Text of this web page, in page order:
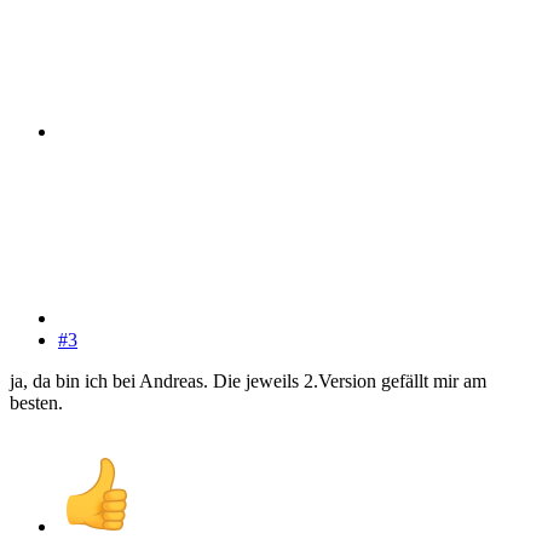
#3
ja, da bin ich bei Andreas. Die jeweils 2.Version gefällt mir am
besten.